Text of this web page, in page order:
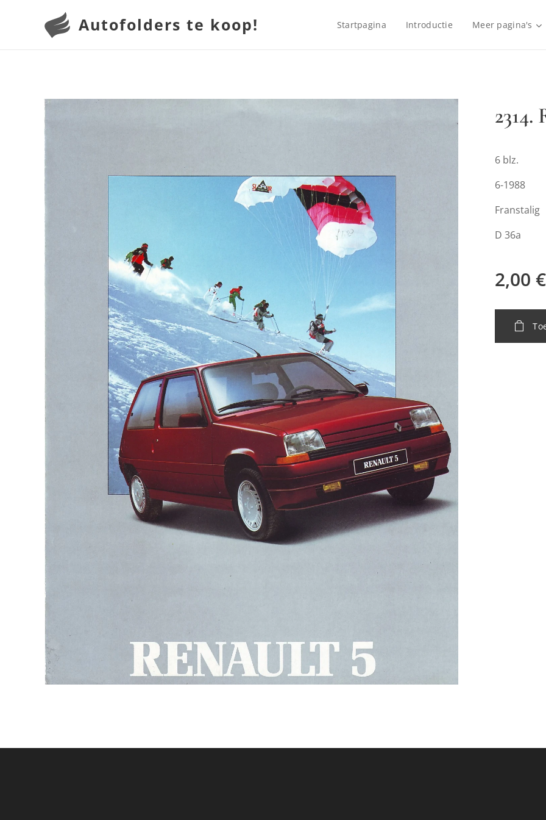
Autofolders te koop! Startpagina Introductie Meer pagina's
2314.
6 blz.
6-1988
Franstalig
D 36a
2,00 €